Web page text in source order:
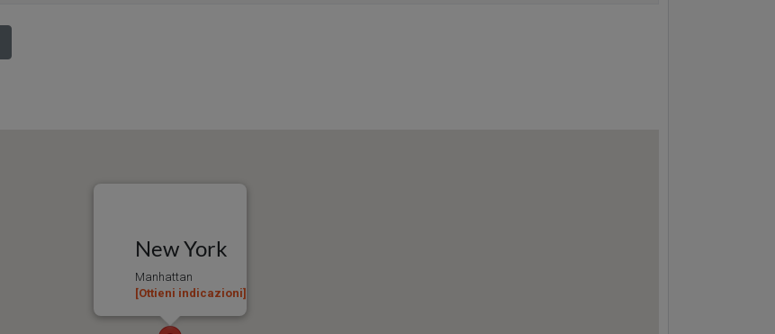
New York
Manhattan
[Ottieni indicazioni]